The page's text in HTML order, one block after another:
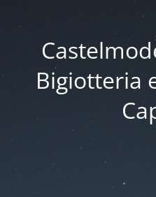
Bigiotteria